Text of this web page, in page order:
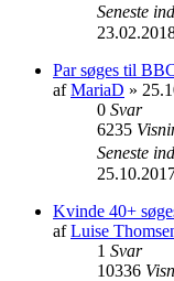
Seneste
Par søges til
afMariaD »
0 Svar
6235
Seneste
Kvinde 40+
afLuise
1 Svar
10336